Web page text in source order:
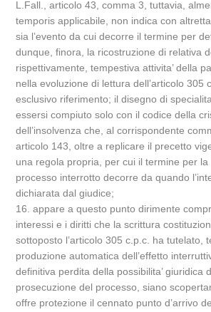
L.Fall., articolo 43, comma 3, tuttavia,
temporis applicabile, non indica con
sia l’evento da cui decorre il termine per
dunque, finora, la ricostruzione di relativa
rispettivamente, tempestiva attivita’ della
nella evoluzione di lettura dell’articolo 305
esclusivo riferimento; il disegno di
essersi compiuto solo con il codice della
dell’insolvenza che, al corrispondente
articolo 143, oltre a replicare il precetto
una regola propria, per cui il termine per la
processo interrotto decorre da quando
dichiarata dal giudice;
16. appare a questo punto dirimente
interessi e i diritti che la scrittura
sottoposto l’articolo 305 c.p.c. ha tutelato,
produzione automatica dell’effetto
definitiva perdita della possibilita’ giuridica
prosecuzione del processo, siano
offre protezione il cennato punto d’arrivo